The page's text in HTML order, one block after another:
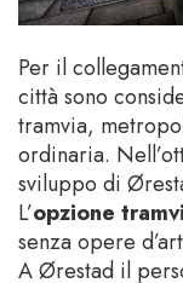
Per il
città sono
tramvia,
ordinaria.
sviluppo di
L’opzione
senza opere
A Ørestad il